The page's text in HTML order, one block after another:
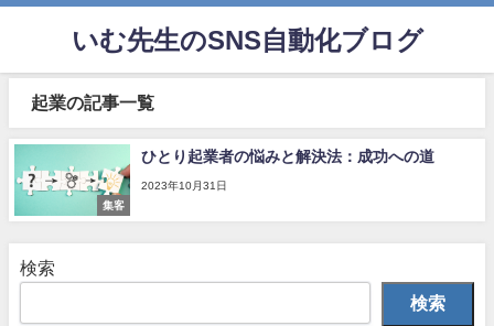
いむ先生のSNS自動化ブログ
起業の記事一覧
集客
ひとり起業者の悩みと解決法：成功への道
2023年10月31日
検索
検索